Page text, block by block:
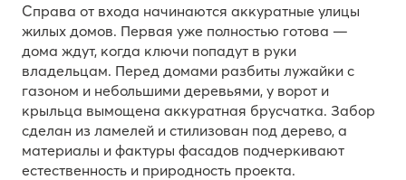
Справа от входа начинаются аккуратные улицы
жилых домов. Первая уже полностью готова —
дома ждут, когда ключи попадут в руки
владельцам. Перед домами разбиты лужайки с
газоном и небольшими деревьями, у ворот и
крыльца вымощена аккуратная брусчатка. Забор
сделан из ламелей и стилизован под дерево, а
материалы и фактуры фасадов подчеркивают
естественность и природность проекта.